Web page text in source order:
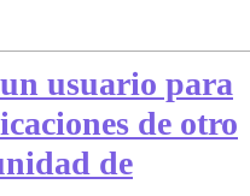
usuario para
de otro
de